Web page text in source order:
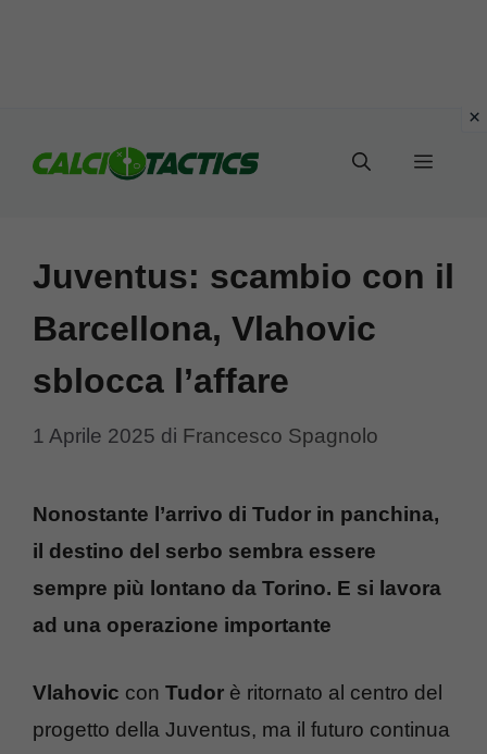
Menu
Juventus: scambio con il
Barcellona, Vlahovic
sblocca l’affare
1 Aprile 2025 di Francesco Spagnolo
Nonostante l’arrivo di Tudor in panchina,
il destino del serbo sembra essere
sempre più lontano da Torino. E si lavora
ad una operazione importante
Vlahovic con Tudor è ritornato al centro del
progetto della Juventus, ma il futuro continua